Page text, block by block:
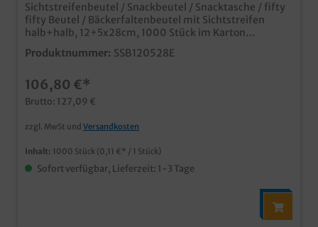
Sichtstreifenbeutel / Snackbeutel / Snacktasche / fifty
fifty Beutel / Bäckerfaltenbeutel mit Sichtstreifen
halb+halb, 12+5x28cm, 1000 Stück im Karton
Hochwertiger Beutel mit Sichtstreifen, 50% Kraftpapier
/ 50% Sichtfolie, Cooles und modernes "Enjoy your
Coffee- oder Snackshop Qualität Made in Germany ab
25.000 auch individuell bedruckbar * Abbildung zeigt
nicht Originalgröße
Produktnummer: SSB120528E
106,80 €*
Brutto: 127,09 €
zzgl. MwSt und Versandkosten
Inhalt: 1000 Stück (0,11 €* / 1 Stück)
Sofort verfügbar, Lieferzeit: 1-3 Tage